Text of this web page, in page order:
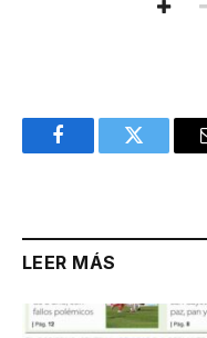
FacebookTwitter
LEER MÁS